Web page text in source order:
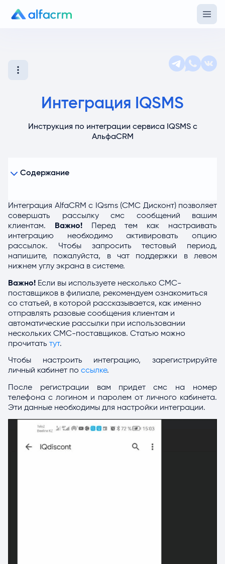
Интеграция IQSMS
Инструкция по интеграции сервиса IQSMS с
АльфаCRM
Содержание
Интеграция AlfaCRM с IQsms (СМС Дисконт) позволяет
совершать рассылку смс сообщений вашим
клиентам.
Важно!
Перед тем как настраивать
интеграцию необходимо активировать опцию
рассылок. Чтобы запросить тестовый период,
напишите, пожалуйста, в чат поддержки в левом
нижнем углу экрана в системе.
Важно! Если вы используете несколько СМС-
поставщиков в филиале, рекомендуем ознакомиться
со статьей, в которой рассказывается, как именно
отправлять разовые сообщения клиентам и
автоматические рассылки при использовании
нескольких СМС-поставщиков. Статью можно
прочитать тут.
Чтобы настроить интеграцию, зарегистрируйте
личный кабинет по ссылке.
После регистрации вам придет смс на номер
телефона с логином и паролем от личного кабинета.
Эти данные необходимы для настройки интеграции.